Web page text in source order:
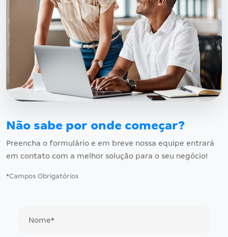
Não sabe por onde começar?
Preencha o formulário e em breve nossa equipe entrará
em contato com a melhor solução para o seu negócio!
*Campos Obrigatórios